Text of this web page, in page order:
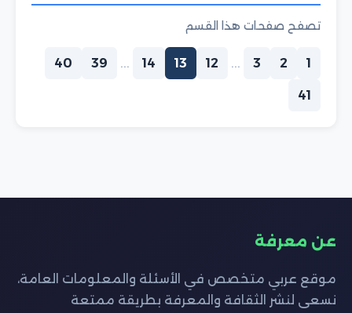
تصفح صفحات هذا القسم
1
2
3
...
12
13
14
...
39
40
41
عن معرفة
موقع عربي متخصص في الأسئلة والمعلومات العامة،
نسعى لنشر الثقافة والمعرفة بطريقة ممتعة